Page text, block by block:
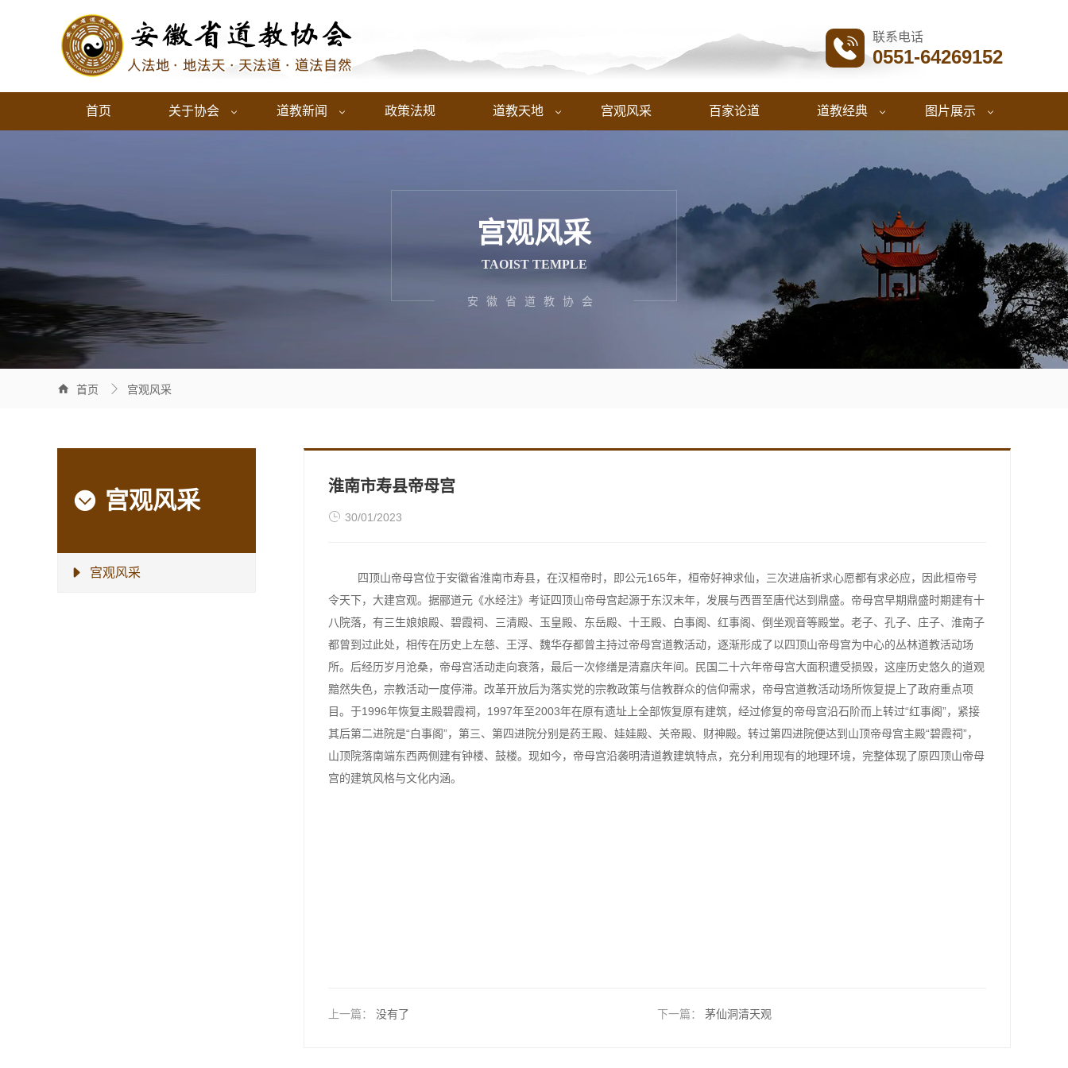
 联系电话
0551-64269152
首页 关于协会  道教新闻  政策法规 道教天地  宫观风采 百家论道 道教经典  图片展示 
宫观风采
TAOIST TEMPLE
安徽省道教协会
 首页  宫观风采
 宫观风采
 宫观风采
淮南市寿县帝母宫
 30/01/2023
四顶山帝母宫位于安徽省淮南市寿县，在汉桓帝时，即公元165年，桓帝好神求仙，三次进庙祈求心愿都有求必应，因此桓帝号
令天下，大建宫观。据郦道元《水经注》考证四顶山帝母宫起源于东汉末年，发展与西晋至唐代达到鼎盛。帝母宫早期鼎盛时期建有十
八院落，有三生娘娘殿、碧霞祠、三清殿、玉皇殿、东岳殿、十王殿、白事阁、红事阁、倒坐观音等殿堂。老子、孔子、庄子、淮南子
都曾到过此处，相传在历史上左慈、王浮、魏华存都曾主持过帝母宫道教活动，逐渐形成了以四顶山帝母宫为中心的丛林道教活动场
所。后经历岁月沧桑，帝母宫活动走向衰落，最后一次修缮是清嘉庆年间。民国二十六年帝母宫大面积遭受损毁，这座历史悠久的道观
黯然失色，宗教活动一度停滞。改革开放后为落实党的宗教政策与信教群众的信仰需求，帝母宫道教活动场所恢复提上了政府重点项
目。于1996年恢复主殿碧霞祠，1997年至2003年在原有遗址上全部恢复原有建筑，经过修复的帝母宫沿石阶而上转过“红事阁”，紧接
其后第二进院是“白事阁”，第三、第四进院分别是药王殿、娃娃殿、关帝殿、财神殿。转过第四进院便达到山顶帝母宫主殿“碧霞祠”，
山顶院落南端东西两侧建有钟楼、鼓楼。现如今，帝母宫沿袭明清道教建筑特点，充分利用现有的地理环境，完整体现了原四顶山帝母
宫的建筑风格与文化内涵。
上一篇： 没有了 下一篇： 茅仙洞清天观